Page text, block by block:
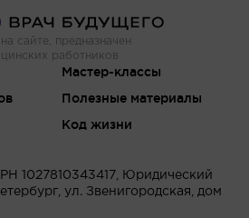
сайте, предназначен
работников
Мастер-классы
Полезные материалы
Код жизни
1027810343417, Юридический
ул. Звенигородская, дом